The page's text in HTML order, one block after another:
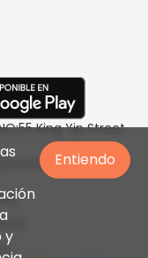
King Yip Street,
derechos reservados.
y
Entiendo